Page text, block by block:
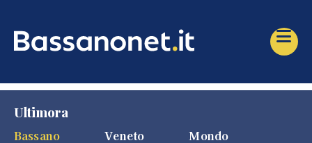
Ultimora
Bassano
Veneto Mondo